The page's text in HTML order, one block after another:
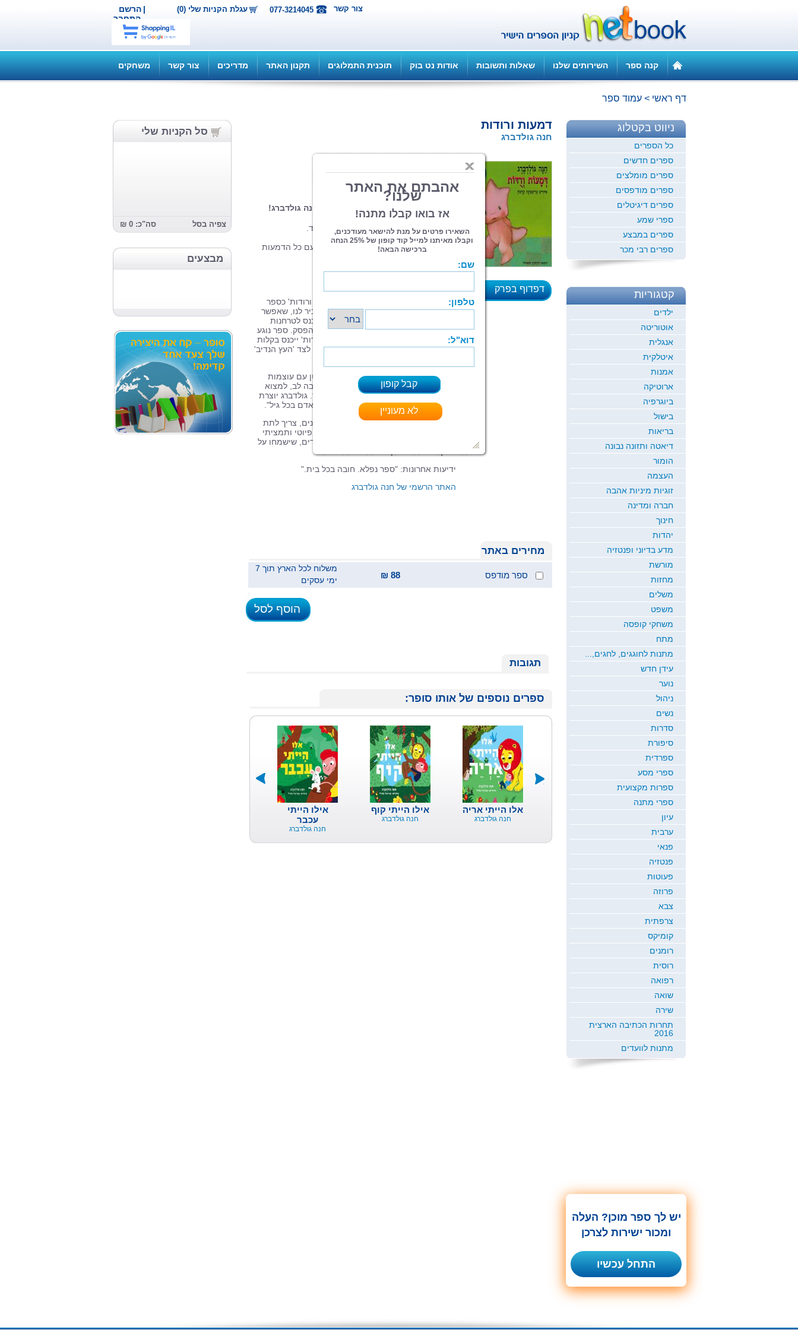
הרשם |
התחבר
עגלת הקניות שלי (0) 077-3214045 צור קשר
קנה ספר השירותים שלנו שאלות ותשובות אודות נט בוק תוכנית התמלוגים תקנון האתר מדריכים צור קשר משחקים
דף ראשי > עמוד ספר
סל הקניות שלי
צפיה בסל סה"כ: 0 ₪
מבצעים
דמעות ורודות
חנה גולדברג
דפדוף בפרק
הזמינו את הספר עם הקדשה אישית מחנה גולדברג!
מותק היא יצורה קטנה ופרוותית בצבע ורוד.
יום אחד אף אחד לא משחק איתה.
מותק מתאפקת לא לבכות והולכת לישון, עם כל הדמעות
הורים וילדים: "בחרנו להכתיר את 'דמעות ורודות' כספר
הילדים המצטיין, בגלל שהיצור 'מותק' מזכיר לנו, שאפשר
לכתוב על רגשות בחכמה וכישרון, בלי להיכנס לטרחנות
דידקטית. אצלנו בבית קוראים בספר ללא הפסק. ספר נוגע
ללב בפשטותו. אפשר להמר ש'דמעות ורודות' ייכנס בקלות
לרפרטואר הסיפורים החכמים המודרניים, לצד 'העץ הנדיב'
מקור ראשון: "'דמעות ורודות' הוא ספר קטן עם עוצמות
גדולות. גולדברג מצליחה, באופן טבעי ושובה לב, למצוא
את הנקודה הנכונה בנפש המבוגר או הילד. גולדברג יוצרת
פיסת עולם פנימי רבת השראה. ספר לכל אדם בכל גיל".
ספרות ילדים ונוער (ברגסון): "'כשכואב בפנים, צריך לתת
לכאב לצאת החוצה' – זהו המסר של ספר פיוטי ותמציתי
זה. ספר עמוק ויפה, הכתוב בהמחשה לילדים, שישמחו על
ידיעות אחרונות: "ספר נפלא. חובה בכל בית."
האתר הרשמי של חנה גולדברג
מחירים באתר
ספר מודפס 88 ₪
משלוח לכל הארץ תוך 7
ימי עסקים
הוסף לסל
תגובות
ספרים נוספים של אותו סופר:
אילו הייתי
עכבר
חנה גולדברג
אילו הייתי קוף
חנה גולדברג
אלו הייתי אריה
חנה גולדברג
קוף משקפוף אין סוסים שמ...
חנה גולדברג
ניווט בקטלוג
כל הספרים
ספרים חדשים
ספרים מומלצים
ספרים מודפסים
ספרים דיגיטלים
ספרי שמע
ספרים במבצע
ספרים רבי מכר
קטגוריות
ילדים
אוטוריטה
אנגלית
איטלקית
אמנות
ארוטיקה
ביוגרפיה
בישול
בריאות
דיאטה ותזונה נבונה
הומור
העצמה
זוגיות מיניות אהבה
חברה ומדינה
חינוך
יהדות
מדע בדיוני ופנטזיה
מורשת
מחזות
משלים
משפט
משחקי קופסה
מתח
מתנות לחוגגים, לחגים,...
עידן חדש
נוער
ניהול
נשים
סדרות
סיפורת
ספרדית
ספרי מסע
ספרות מקצועית
ספרי מתנה
עיון
ערבית
פנאי
פנטזיה
פעוטות
פרוזה
צבא
צרפתית
קומיקס
רומנים
רוסית
רפואה
שואה
שירה
תחרות הכתיבה הארצית
2016
מתנות לוועדים
יש לך ספר מוכן? העלה
ומכור ישירות לצרכן
התחל עכשיו